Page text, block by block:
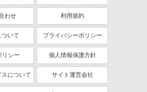
わせ 利用規約
ついて プライバシーポリシー
リシー 個人情報保護方針
スについて サイト運営会社